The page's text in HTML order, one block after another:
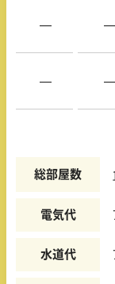
— —
— —
総部屋数
電気代
水道代